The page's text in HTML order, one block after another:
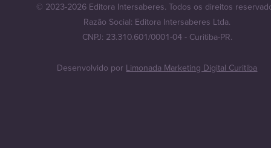
© 2023-2026 Editora Intersaberes. Todos os direitos
Razão Social: Editora Intersaberes Ltda.
CNPJ: 23.310.601/0001-04 - Curitiba-PR.
Desenvolvido por Limonada Marketing Digital Curitiba